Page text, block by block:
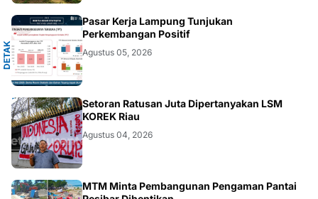
D
E
T
A
K
N
U
S
A
N
T
A
RA
Pasar Kerja Lampung Tunjukan
Perkembangan Positif
Agustus 05, 2026
DAERAH
Setoran Ratusan Juta Dipertanyakan LSM
KOREK Riau
Agustus 04, 2026
MTM Minta Pembangunan Pengaman Pantai